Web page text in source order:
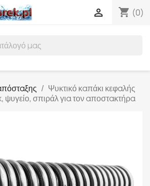
shopping_cart (0)

Ψυκτικό καπάκι κεφαλής
σπιράλ για τον αποστακτήρα